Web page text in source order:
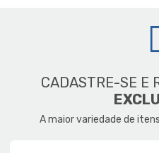
CADASTRE-SE E
A maior variedade de